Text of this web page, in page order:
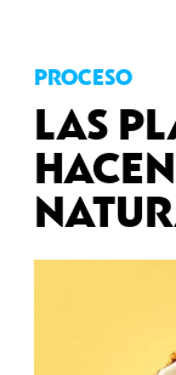
PROCESO
LAS